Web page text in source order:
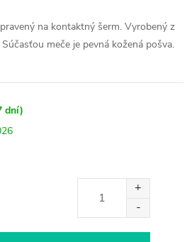
na kontaktný šerm. Vyrobený z
meče je pevná kožená pošva.
dní)